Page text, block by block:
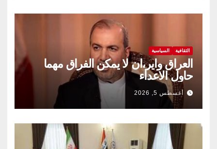
الثقافية السياسية
العراق واير،ان لا يمكن الفراق مهما
حاول الاعداء
أغسطس 5, 2026